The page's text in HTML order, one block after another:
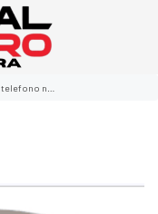
notte negro